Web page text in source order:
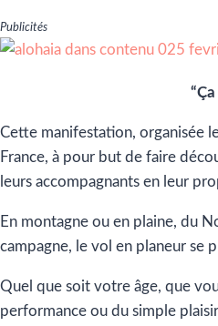
Publicités
Cette manifestation, organisée
France, à pour but de faire
leurs accompagnants en leur
En montagne ou en plaine, du
campagne, le vol en planeur se
Quel que soit votre âge, que
performance ou du simple